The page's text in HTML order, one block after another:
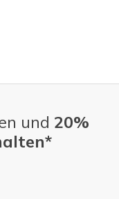
und 20%